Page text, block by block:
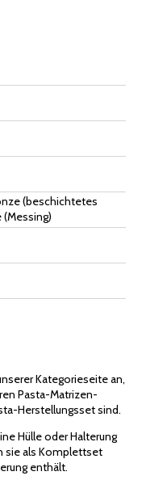
(beschichtetes
(Messing)
Kategorieseite an,
Pasta-Matrizen-
Herstellungsset sind.
Hülle oder Halterung
sie als Komplettset
enthält.